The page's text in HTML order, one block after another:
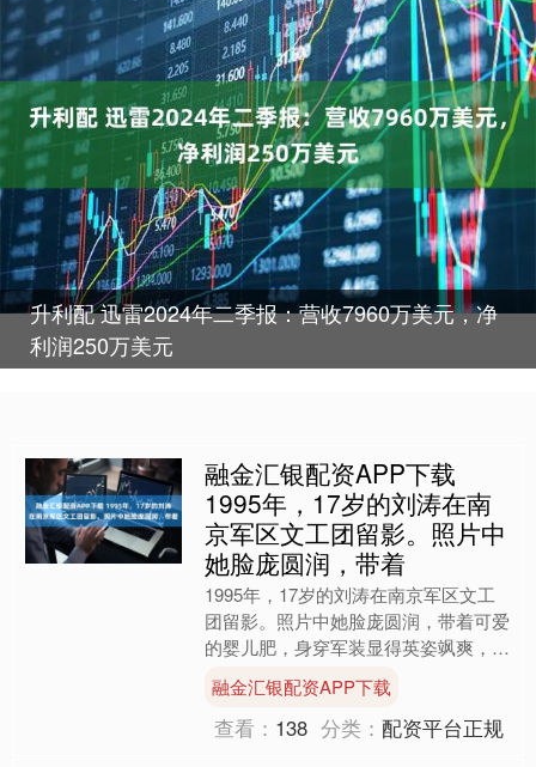
升利配 迅雷2024年二季报：营收7960万美元，净
利润250万美元
融金汇银配资APP下载
1995年，17岁的刘涛在南
京军区文工团留影。照片中
她脸庞圆润，带着
1995年，17岁的刘涛在南京军区文工
团留影。照片中她脸庞圆润，带着可爱
的婴儿肥，身穿军装显得英姿飒爽，尽
显青春活力。....
融金汇银配资APP下载
查看： 138 分类：配资平台正规